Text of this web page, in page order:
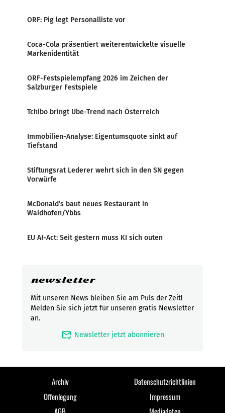
ORF: Pig legt Personalliste vor
Coca-Cola präsentiert weiterentwickelte visuelle
Markenidentität
ORF-Festspielempfang 2026 im Zeichen der
Salzburger Festspiele
Tchibo bringt Ube-Trend nach Österreich
Immobilien-Analyse: Eigentumsquote sinkt auf
Tiefstand
Stiftungsrat Lederer wehrt sich in den SN gegen
Vorwürfe
McDonald’s baut neues Restaurant in
Waidhofen/Ybbs
EU AI-Act: Seit gestern muss KI sich outen
newsletter
Mit unseren News bleiben Sie am Puls der Zeit!
Melden Sie sich jetzt für unseren gratis Newsletter
an.
mark_email_read Newsletter jetzt abonnieren
Archiv
Datenschutzrichtlinien
Offenlegung
Impressum